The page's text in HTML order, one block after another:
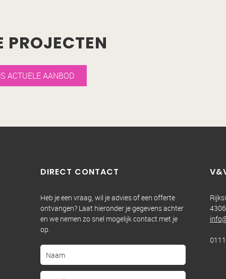
PROJECTEN
ACTUELE AANBOD
DIRECT CONTACT
Heb je een vraag, wil je advies of een offerte
ontvangen? Laat hieronder je gegevens achter
en we nemen zo snel mogelijk contact met je
op.